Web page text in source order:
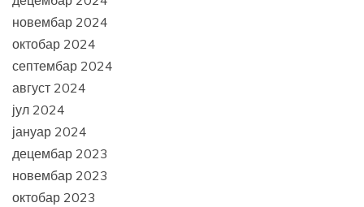
новембар 2024
октобар 2024
септембар 2024
август 2024
јул 2024
јануар 2024
децембар 2023
новембар 2023
октобар 2023